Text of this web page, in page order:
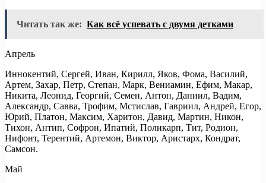
Читать так же: Как всё успевать с двумя детками
Апрель
Иннокентий, Сергей, Иван, Кирилл, Яков, Фома, Василий,
Артем, Захар, Петр, Степан, Марк, Вениамин, Ефим, Макар,
Никита, Леонид, Георгий, Семен, Антон, Даниил, Вадим,
Александр, Савва, Трофим, Мстислав, Гавриил, Андрей, Егор,
Юрий, Платон, Максим, Харитон, Давид, Мартин, Никон,
Тихон, Антип, Софрон, Ипатий, Поликарп, Тит, Родион,
Нифонт, Терентий, Артемон, Виктор, Аристарх, Кондрат,
Самсон.
Май